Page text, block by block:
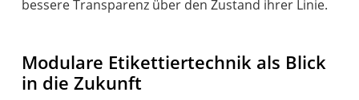
bessere Transparenz über den Zustand ihrer Linie.
Modulare Etikettiertechnik als Blick
in die Zukunft